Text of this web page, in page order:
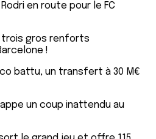
en route pour le FC
trois gros renforts
!
battu, un transfert à 30 M€
un coup inattendu au